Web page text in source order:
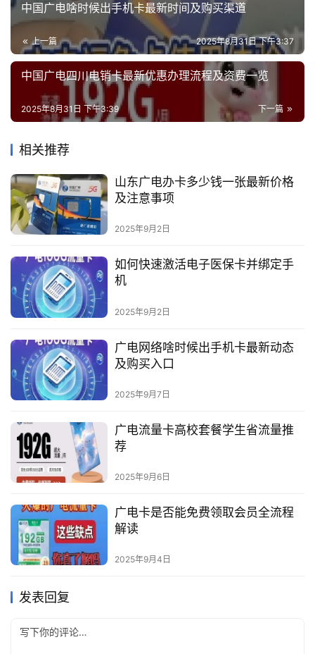
中国广电啥时候出手机卡最新时间及购买渠道
上一篇 2025年8月31日 下午3:37
中国广电四川电销卡最新优惠办理流程及资费一览
下一篇
2025年8月31日 下午3:39
相关推荐
山东广电办卡多少钱一张最新价格
及注意事项
2025年9月2日
如何快速激活电子医保卡并绑定手
机
2025年9月2日
广电网络啥时候出手机卡最新动态
及购买入口
2025年9月7日
广电流量卡高校套餐学生省流量推
荐
2025年9月6日
广电卡是否能免费领取会员全流程
解读
2025年9月4日
发表回复